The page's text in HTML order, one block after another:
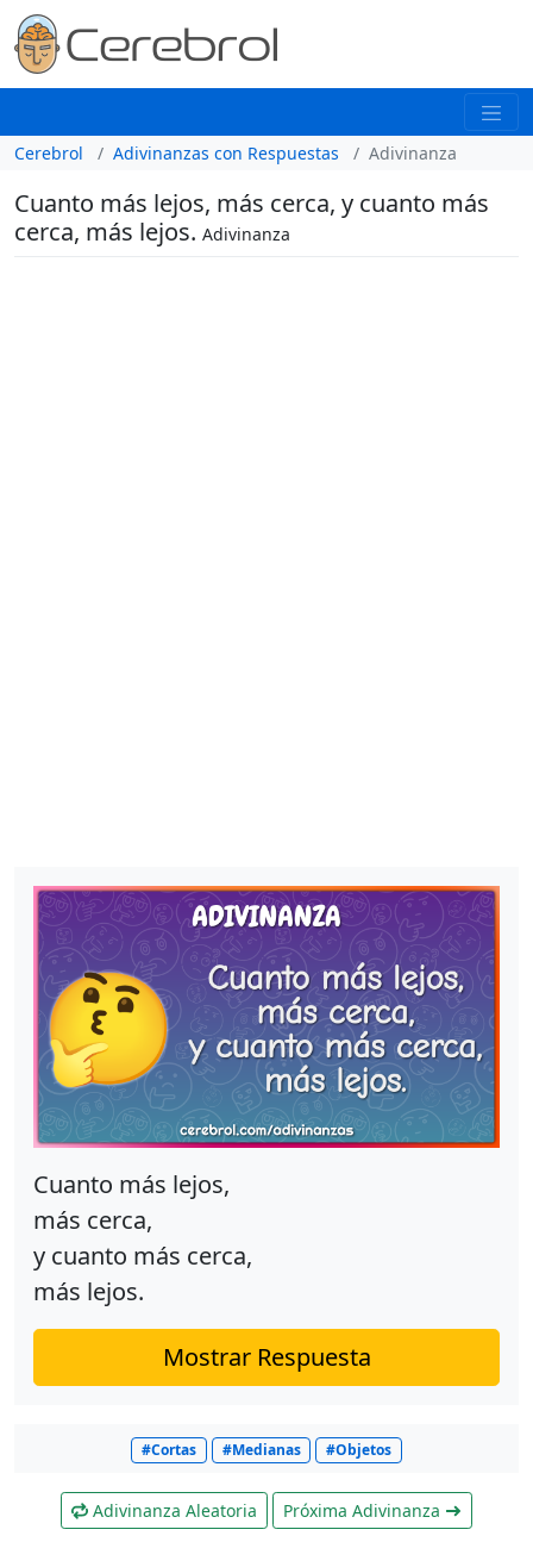
Cerebrol Adivinanzas con Respuestas Adivinanza
Cuanto más lejos, más cerca, y cuanto más
cerca, más lejos. Adivinanza
Cuanto más lejos,
más cerca,
y cuanto más cerca,
más lejos.
Mostrar Respuesta
#Cortas #Medianas #Objetos
Adivinanza Aleatoria Próxima Adivinanza